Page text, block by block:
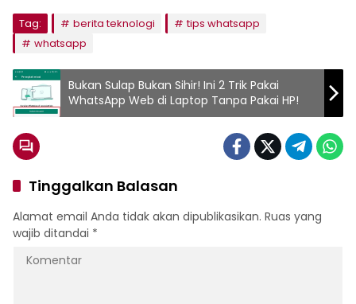
Tag: berita teknologi
tips whatsapp
whatsapp
Bukan Sulap Bukan Sihir! Ini 2 Trik Pakai
WhatsApp Web di Laptop Tanpa Pakai HP!
Tinggalkan Balasan
Alamat email Anda tidak akan dipublikasikan. Ruas yang
wajib ditandai *